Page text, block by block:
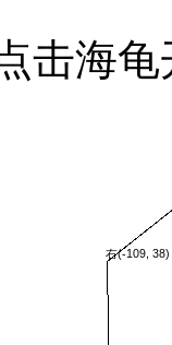
击海